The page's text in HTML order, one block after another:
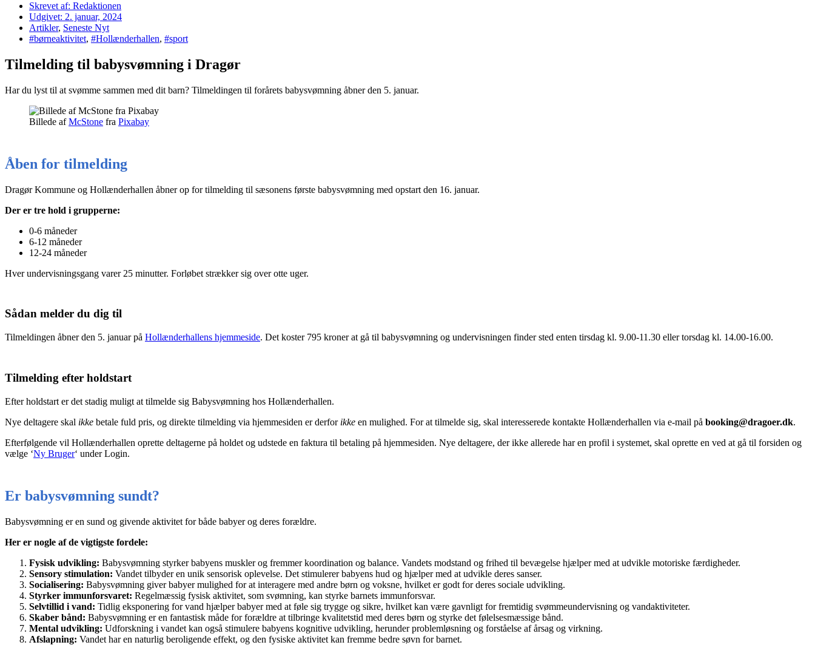
Skrevet af: Redaktionen
Udgivet: 2. januar, 2024
Artikler, Seneste Nyt
#børneaktivitet, #Hollænderhallen, #sport
Tilmelding til babysvømning i Dragør
Har du lyst til at svømme sammen med dit barn? Tilmeldingen til forårets babysvømning åbner den 5. januar.
Billede afMcStone fra Pixabay
Åben for tilmelding
Dragør Kommune og Hollænderhallen åbner op for tilmelding til sæsonens første babysvømning med opstart den 16. januar.
Der er tre hold i grupperne:
0-6 måneder
6-12 måneder
12-24 måneder
Hver undervisningsgang varer 25 minutter. Forløbet strækker sig over otte uger.
Sådan melder du dig til
Tilmeldingen åbner den 5. januar på Hollænderhallens hjemmeside. Det koster 795 kroner at gå til babysvømning og undervisningen finder sted enten tirsdag kl. 9.00-11.30 eller torsdag kl. 14.00-16.00.
Tilmelding efter holdstart
Efter holdstart er det stadig muligt at tilmelde sig Babysvømning hos Hollænderhallen.
Nye deltagere skal ikke betale fuld pris, og direkte tilmelding via hjemmesiden er derfor ikke en mulighed. For at tilmelde sig, skal interesserede kontakte Hollænderhallen via e-mail på booking@dragoer.dk.
Efterfølgende vil Hollænderhallen oprette deltagerne på holdet og udstede en faktura til betaling på hjemmesiden. Nye deltagere, der ikke allerede har en profil i systemet, skal oprette en ved at gå til forsiden og
vælge ‘Ny Bruger‘ under Login.
Er babysvømning sundt?
Babysvømning er en sund og givende aktivitet for både babyer og deres forældre.
Her er nogle af de vigtigste fordele:
Fysisk udvikling: Babysvømning styrker babyens muskler og fremmer koordination og balance. Vandets modstand og frihed til bevægelse hjælper med at udvikle motoriske færdigheder.
Sensory stimulation: Vandet tilbyder en unik sensorisk oplevelse. Det stimulerer babyens hud og hjælper med at udvikle deres sanser.
Socialisering: Babysvømning giver babyer mulighed for at interagere med andre børn og voksne, hvilket er godt for deres sociale udvikling.
Styrker immunforsvaret: Regelmæssig fysisk aktivitet, som svømning, kan styrke barnets immunforsvar.
Selvtillid i vand: Tidlig eksponering for vand hjælper babyer med at føle sig trygge og sikre, hvilket kan være gavnligt for fremtidig svømmeundervisning og vandaktiviteter.
Skaber bånd: Babysvømning er en fantastisk måde for forældre at tilbringe kvalitetstid med deres børn og styrke det følelsesmæssige bånd.
Mental udvikling: Udforskning i vandet kan også stimulere babyens kognitive udvikling, herunder problemløsning og forståelse af årsag og virkning.
Afslapning: Vandet har en naturlig beroligende effekt, og den fysiske aktivitet kan fremme bedre søvn for barnet.